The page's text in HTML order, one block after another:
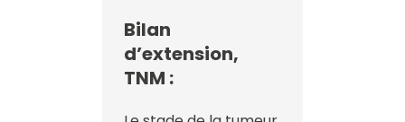
Bilan
d’extension,
TNM :